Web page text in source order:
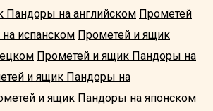
Пандоры на английском Прометей
испанском Прометей и ящик
Прометей и ящик Пандоры на
и ящик Пандоры на
и ящик Пандоры на японском